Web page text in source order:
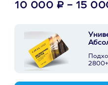
10 000 ₽ - 15